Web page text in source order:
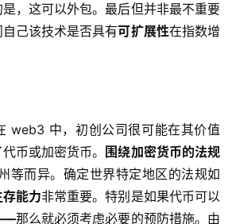
，这可以外包。最后但并非最不重要
己该技术是否具有可扩展性在指数增
web3 中，初创公司很可能在其价值
币或加密货币。
围绕加密货币的法规
等而异。确定世界特定地区的法规如
存能力非常重要。特别是如果代币可以
那么就必须考虑必要的预防措施。由